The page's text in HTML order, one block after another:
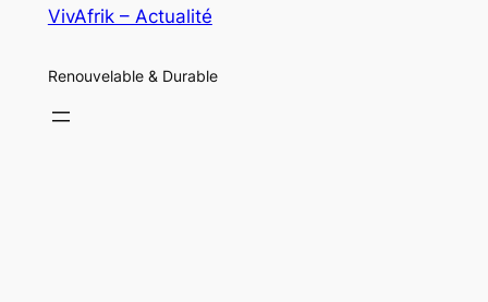
VivAfrik – Actualité
Renouvelable & Durable